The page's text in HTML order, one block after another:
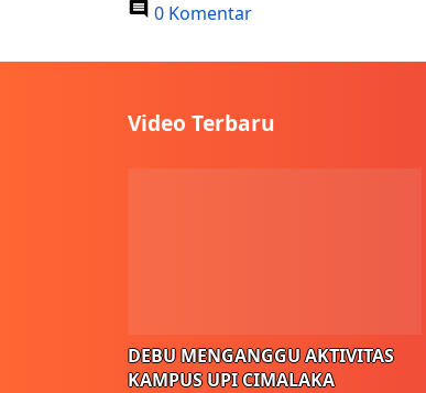
0 Komentar
Video Terbaru
DEBU MENGANGGU AKTIVITAS
KAMPUS UPI CIMALAKA